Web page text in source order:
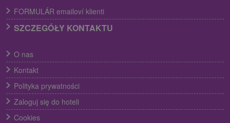
FORMULÁR emailoví klienti
SZCZEGÓŁY KONTAKTU
O nas
Kontakt
Polityka prywatności
Zaloguj się do hoteli
Cookies